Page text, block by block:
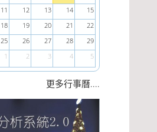
11 12 13 14
15
18 19 20 21
22
25 26 27 28
29
1 2 3 4 5
更多行事曆....